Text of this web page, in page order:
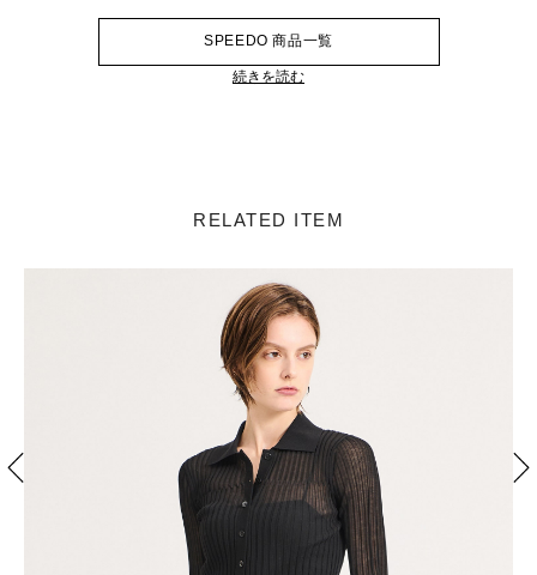
SPEEDO 商品一覧
続きを読む
RELATED ITEM